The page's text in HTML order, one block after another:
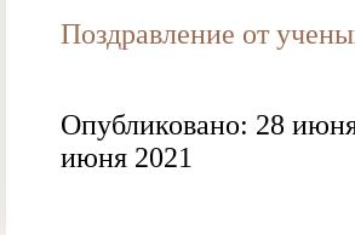
Поздравление от
Опубликовано: 28
июня 2021